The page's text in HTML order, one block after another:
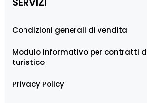
Condizioni generali di vendita
Modulo informativo per contratti
turistico
Privacy Policy